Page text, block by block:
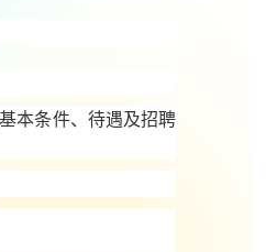
本条件、待遇及招聘